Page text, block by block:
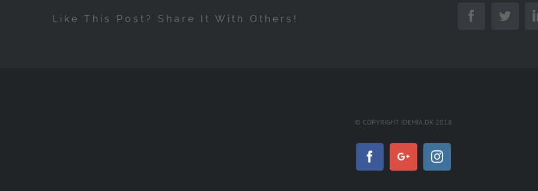
Like This Post? Share It With Others! Facebook
© COPYRIGHT IDEMIA.DK 2018
FacebookGoogle+Instagram